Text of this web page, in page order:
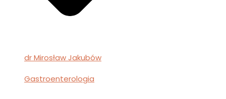
dr Mirosław Jakubów
Gastroenterologia